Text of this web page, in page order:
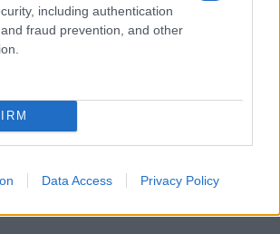
including authentication
fraud prevention, and other
Data Access Privacy Policy
απορρίπτει τα πρώτα
– Νέος πονοκέφαλος για
εταιρεία